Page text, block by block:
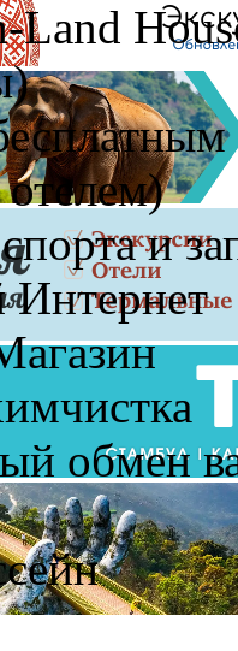
Land
и
Интернет
обмен